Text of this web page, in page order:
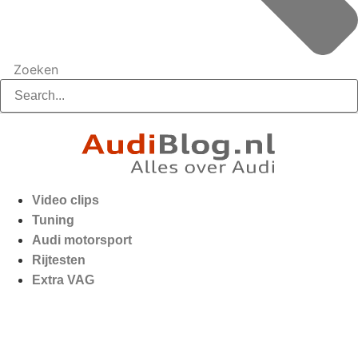
Zoeken
Video clips
Tuning
Audi motorsport
Rijtesten
Extra VAG